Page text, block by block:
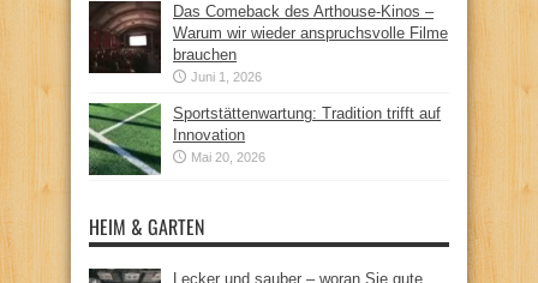
Das Comeback des Arthouse-Kinos –
Warum wir wieder anspruchsvolle Filme
brauchen
Juni 1, 2026
Sportstättenwartung: Tradition trifft auf
Innovation
Mai 20, 2026
HEIM & GARTEN
Lecker und sauber – woran Sie gute